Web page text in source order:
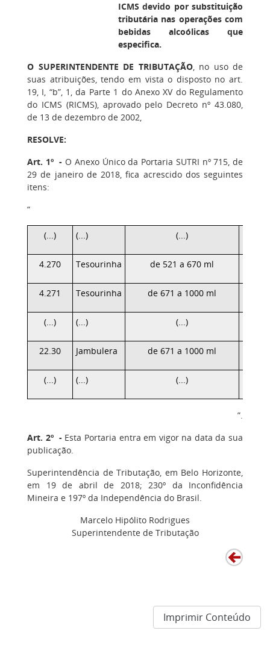
ICMS devido por substituição
tributária nas operações com
bebidas alcoólicas que
especifica.
O SUPERINTENDENTE DE TRIBUTAÇÃO, no uso de
suas atribuições, tendo em vista o disposto no art.
19, I, “b”, 1, da Parte 1 do Anexo XV do Regulamento
do ICMS (RICMS), aprovado pelo Decreto nº 43.080,
de 13 de dezembro de 2002,
RESOLVE:
Art. 1º - O Anexo Único da Portaria SUTRI nº 715, de
29 de janeiro de 2018, fica acrescido dos seguintes
itens:
“
(...) (...) (...)
4.270 Tesourinha de 521 a 670 ml
4.271 Tesourinha de 671 a 1000 ml
(...) (...) (...)
22.30 Jambulera de 671 a 1000 ml
(...) (...) (...)
”.
Art. 2º - Esta Portaria entra em vigor na data da sua
publicação.
Superintendência de Tributação, em Belo Horizonte,
em 19 de abril de 2018; 230º da Inconfidência
Mineira e 197º da Independência do Brasil.
Marcelo Hipólito Rodrigues
Superintendente de Tributação
Imprimir Conteúdo